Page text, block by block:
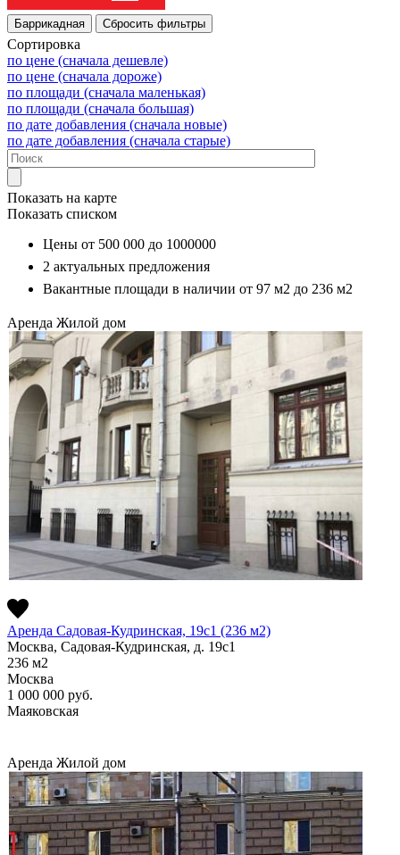
Сортировка
по цене (сначала дешевле)
по цене (сначала дороже)
по площади (сначала маленькая)
по площади (сначала большая)
по дате добавления (сначала новые)
по дате добавления (сначала старые)
Показать на карте
Показать списком
Цены от 500 000 до 1000000
2 актуальных предложения
Вакантные площади в наличии от 97 м2 до 236 м2
Аренда Жилой дом
Аренда Садовая-Кудринская, 19с1 (236 м2)
Москва, Садовая-Кудринская, д. 19с1
236 м2
Москва
1 000 000 руб.
Маяковская
Аренда Жилой дом